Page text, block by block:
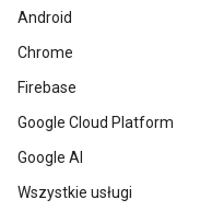
Android
Chrome
Firebase
Google Cloud Platform
Google AI
Wszystkie usługi